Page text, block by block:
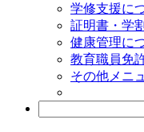
学修支援に
証明書・学
健康管理に
教育職員免
その他メニ